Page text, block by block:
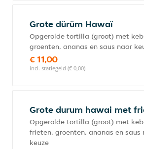
Grote dürüm Hawaï
Opgerolde tortilla (groot) met
groenten, ananas en saus naar
€ 11,00
incl. statiegeld (€ 0,00)
Grote durum hawai met
Opgerolde tortilla (groot) met
frieten, groenten, ananas en saus
keuze